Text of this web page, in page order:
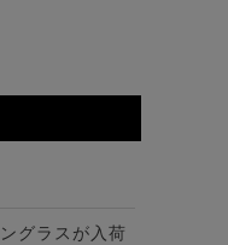
グラスが入荷